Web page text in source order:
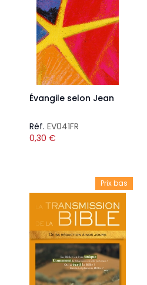
Évangile selon Jean
Réf. EV041FR
0,30 €
Prix bas